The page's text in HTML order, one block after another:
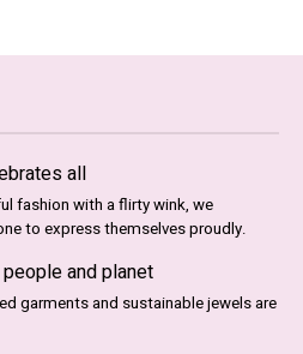
all
fashion with a flirty wink, we
to express themselves proudly.
and planet
garments and sustainable jewels are